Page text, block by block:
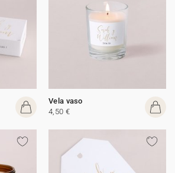
Vela vaso
4,50 €